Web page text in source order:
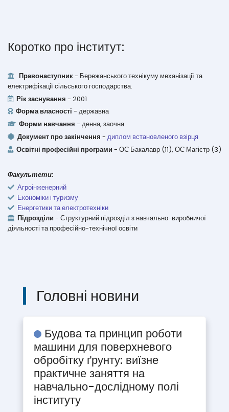
Коротко про інститут:
Правонаступник- Бережанського технікуму механізації та
електрифікації сільського господарства.
Рік заснування - 2001
Форма власності - державна
Форми навчання - денна, заочна
Документ про закінчення - диплом встановленого взірця
Освітні професійні програми - ОС Бакалавр (11), ОС Магістр (3)
Факультети:
Агроінженерний
Економіки і туризму
Енергетики та електротехніки
Підрозділи - Структурний підрозділ з навчально-виробничої
діяльності та професійно-технічної освіти
Головні новини
Будова та принцип роботи
машини для поверхневого
обробітку ґрунту: виїзне
практичне заняття на
навчально-дослідному полі
інституту